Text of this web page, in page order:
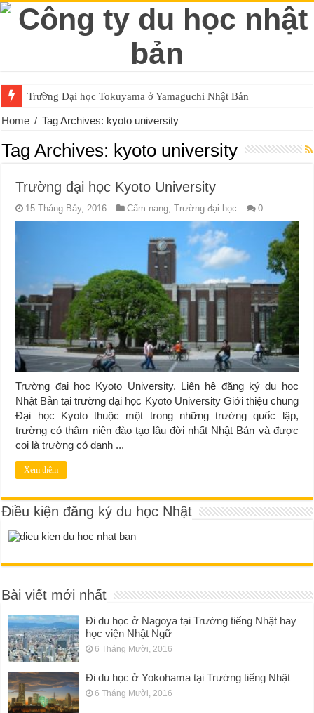
Trường Đại học Tokuyama ở Yamaguchi Nhật Bản
Home / Tag Archives: kyoto university
Tag Archives: kyoto university
Trường đại học Kyoto University
15 Tháng Bảy, 2016 Cẩm nang,Trường đại học 0
Trường đại học Kyoto University. Liên hệ đăng ký du học
Nhật Bản tại trường đại học Kyoto University Giới thiệu chung
Đại học Kyoto thuộc một trong những trường quốc lập,
trường có thâm niên đào tạo lâu đời nhất Nhật Bản và được
coi là trường có danh ...
Xem thêm
Điều kiện đăng ký du học Nhật
Bài viết mới nhất
Đi du học ở Nagoya tại Trường tiếng Nhật hay
học viện Nhật Ngữ
6 Tháng Mười, 2016
Đi du học ở Yokohama tại Trường tiếng Nhật
6 Tháng Mười, 2016